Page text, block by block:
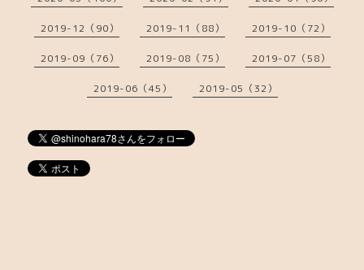
2019-12（90） 2019-11（88） 2019-10（72）
2019-09（76） 2019-08（75） 2019-07（58）
2019-06（45） 2019-05（32）